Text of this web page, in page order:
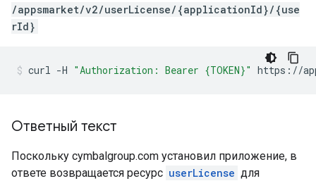
/appsmarket/v2/userLicense/{applicationId}/{use
rId}
curl -H "Authorization: Bearer {TOKEN}" https://
Ответный текст
Поскольку cymbalgroup.com установил приложение, в
ответе возвращается ресурс userLicense для